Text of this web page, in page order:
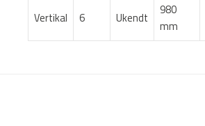
Vertikal
6 Ukendt
980
mm